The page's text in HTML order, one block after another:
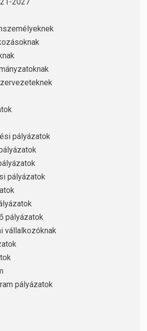
pályázatok
pályázatok
pályázatok
vállalkozóknak
pályázatok